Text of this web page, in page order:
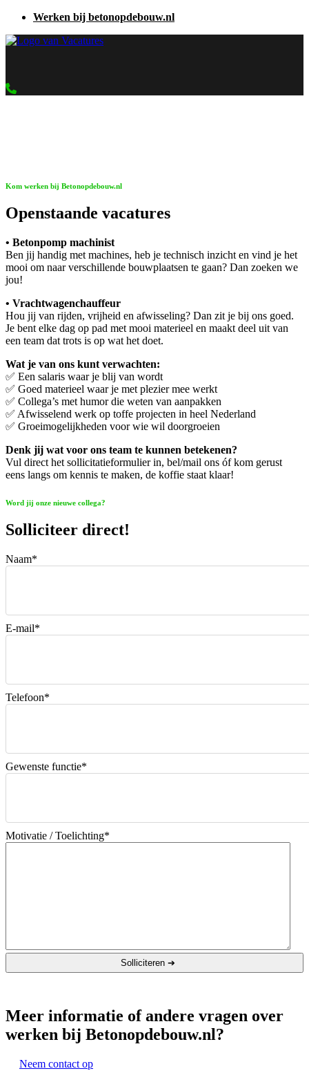
Werken bij betonopdebouw.nl
Kom werken bij Betonopdebouw.nl
Openstaande vacatures
• Betonpomp machinist
Ben jij handig met machines, heb je technisch inzicht en vind je het
mooi om naar verschillende bouwplaatsen te gaan? Dan zoeken we
jou!
• Vrachtwagenchauffeur
Hou jij van rijden, vrijheid en afwisseling? Dan zit je bij ons goed.
Je bent elke dag op pad met mooi materieel en maakt deel uit van
een team dat trots is op wat het doet.
Wat je van ons kunt verwachten:
✅ Een salaris waar je blij van wordt
✅ Goed materieel waar je met plezier mee werkt
✅ Collega’s met humor die weten van aanpakken
✅ Afwisselend werk op toffe projecten in heel Nederland
✅ Groeimogelijkheden voor wie wil doorgroeien
Denk jij wat voor ons team te kunnen betekenen?
Vul direct het sollicitatieformulier in, bel/mail ons óf kom gerust
eens langs om kennis te maken, de koffie staat klaar!
Word jij onze nieuwe collega?
Solliciteer direct!
Naam*
E-mail*
Telefoon*
Gewenste functie*
Motivatie / Toelichting*
Meer informatie of andere vragen over
werken bij Betonopdebouw.nl?
Neem contact op